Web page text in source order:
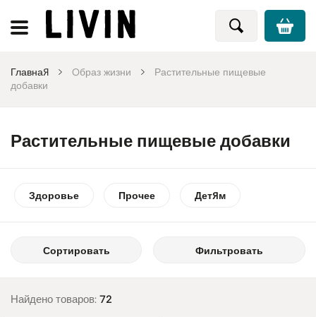
Главная Oбраз жизни
Растительные пищевые
добавки
Растительные пищевые добавки
Здоровье Прочее Детям
Сортировать Фильтровать
Найдено товаров: 72